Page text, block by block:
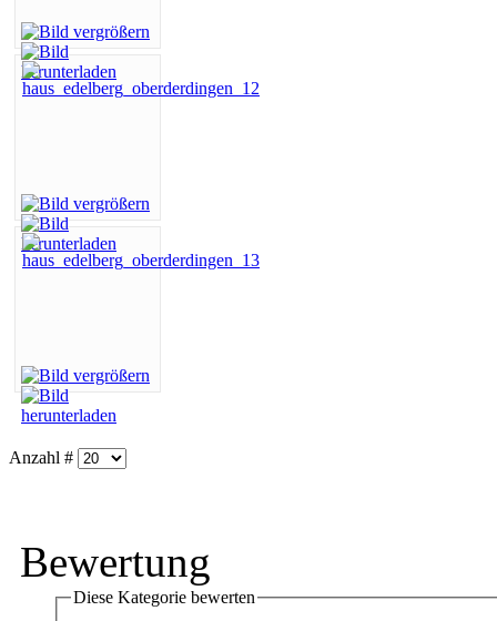
Anzahl #
Bewertung
Diese Kategorie bewerten